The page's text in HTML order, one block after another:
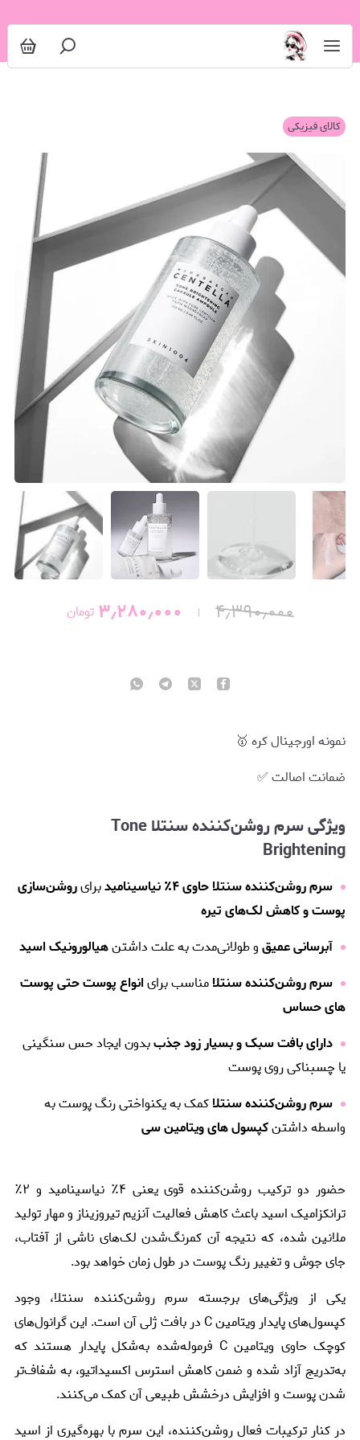
کالای فیزیکی
۴٫۳۹۰٫۰۰۰ ۳٫۲۸۰٫۰۰۰ تومان
نمونه اورجینال کره 🥇
ضمانت اصالت ✅
ویژگی سرم روشن‌کننده سنتلا Tone
Brightening
سرم روشن‌کننده سنتلا حاوی ۴٪ نیاسینامید برایروشن‌سازی
پوست و کاهش لک‌های تیره
آبرسانی عمیقو طولانی‌مدت به علت داشتنهیالورونیک اسید
سرم روشن‌کننده سنتلامناسب برایانواع پوست حتی پوست
های حساس
دارای بافت سبک و بسیار زود جذببدون ایجاد حس سنگینی
یا چسبناکی روی پوست
سرم روشن‌کننده سنتلاکمک به یکنواختی رنگ پوست به
واسطه داشتنکپسول های ویتامین سی
حضور دو ترکیب روشن‌کننده قوی یعنی ۴٪ نیاسینامید و ۲٪
ترانکزامیک اسید باعث کاهش فعالیت آنزیم تیروزیناز و مهار تولید
ملانین شده، که نتیجه آن کمرنگ‌شدن لک‌های ناشی از آفتاب،
جای جوش و تغییر رنگ پوست در طول زمان خواهد بود.
یکی از ویژگی‌های برجسته سرم روشن‌کننده سنتلا، وجود
کپسول‌های پایدار ویتامین C در بافت ژلی آن است. این گرانول‌های
کوچک حاوی ویتامین C فرموله‌شده به‌شکل پایدار هستند که
به‌تدریج آزاد شده و ضمن کاهش استرس اکسیداتیو، به شفاف‌تر
شدن پوست و افزایش درخشش طبیعی آن کمک می‌کنند.
در کنار ترکیبات فعال روشن‌کننده، این سرم با بهره‌گیری از اسید